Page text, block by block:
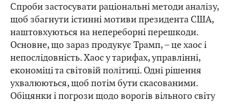
Спроби застосувати раціональні методи аналізу,
щоб збагнути істинні мотиви президента США,
наштовхуються на непереборні перешкоди.
Основне, що зараз продукує Трамп, – це хаос і
непослідовність. Хаос у тарифах, управлінні,
економіці та світовій політиці. Одні рішення
ухвалюються, щоб потім бути скасованими.
Обіцянки і погрози щодо ворогів вільного світу